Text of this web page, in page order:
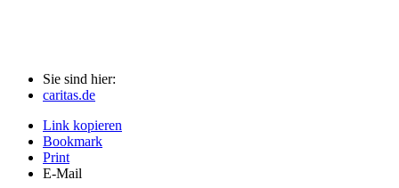
Sie sind hier:
caritas.de
Link kopieren
Bookmark
Print
E-Mail